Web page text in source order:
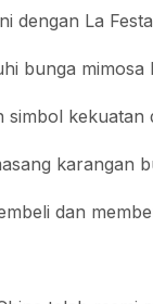
dengan La
bunga
karangan
dan